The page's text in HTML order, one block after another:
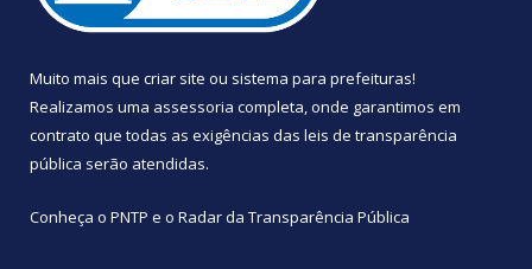
Muito mais que criar site ou sistema para prefeituras!
Realizamos uma assessoria completa, onde garantimos em
contrato que todas as exigências das leis de transparência
pública serão atendidas.
Conheça o PNTP e o Radar da Transparência Pública